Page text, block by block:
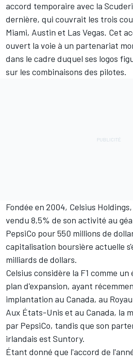
accord temporaire avec la
dernière, qui couvrait les trois
Miami, Austin et Las Vegas. Cet
ouvert la voie à un partenariat
dans le cadre duquel ses logos
sur les combinaisons des pilotes.
Fondée en 2004, Celsius
vendu 8,5% de son activité au
PepsiCo pour 550 millions de
capitalisation boursière actuelle
milliards de dollars.
Celsius considère la F1 comme
plan d'expansion, ayant
implantation au Canada, au
Aux États-Unis et au Canada, la
par PepsiCo, tandis que son
irlandais est Suntory.
Étant donné que l'accord de